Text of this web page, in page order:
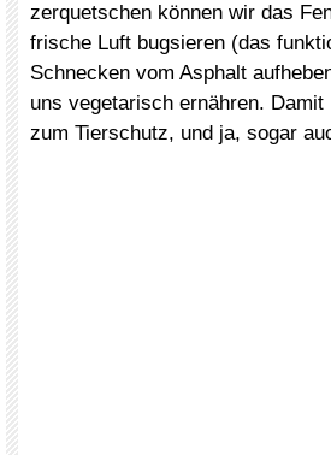
zerquetschen können wir das
frische Luft bugsieren (das
Schnecken vom Asphalt
uns vegetarisch ernähren.
zum Tierschutz, und ja, sogar